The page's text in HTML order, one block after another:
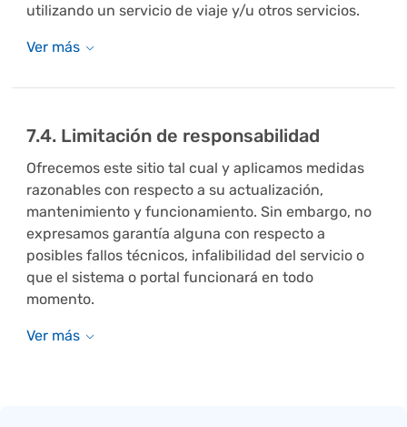
utilizando un servicio de viaje y/u otros servicios.
7.4. Limitación de responsabilidad
Ofrecemos este sitio tal cual y aplicamos medidas
razonables con respecto a su actualización,
mantenimiento y funcionamiento. Sin embargo, no
expresamos garantía alguna con respecto a
posibles fallos técnicos, infalibilidad del servicio o
que el sistema o portal funcionará en todo
momento.